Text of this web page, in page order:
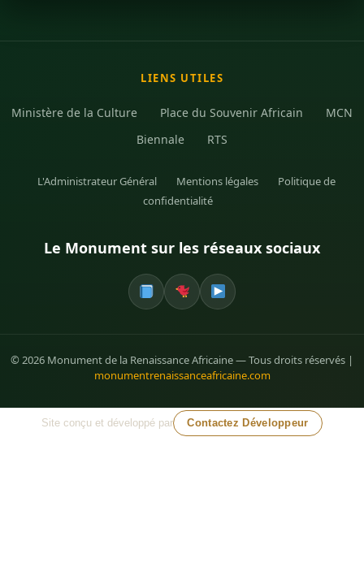
LIENS UTILES
Ministère de la Culture Place du Souvenir Africain
MCN
Biennale
RTS
L'Administrateur Général Mentions légales
Politique de
confidentialité
Le Monument sur les réseaux sociaux
© 2026 Monument de la Renaissance Africaine — Tous droits réservés |
monumentrenaissanceafricaine.com
Site conçu et développé par Contactez Développeur